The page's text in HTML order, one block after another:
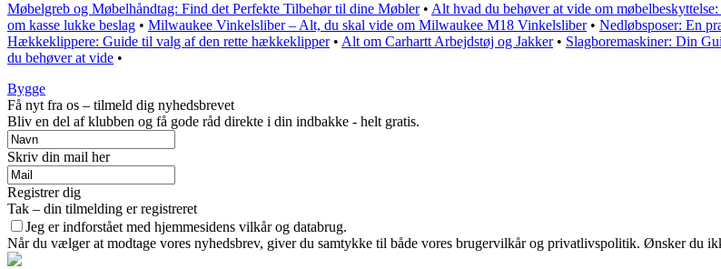
Møbelgreb og Møbelhåndtag: Find det Perfekte Tilbehør til dine Møbler• Alt hvad du behøver at vide om
om kasse lukke beslag • Milwaukee Vinkelsliber – Alt, du skal vide om Milwaukee M18 Vinkelsliber• Nedløbsposer: En
Hækkeklippere: Guide til valg af den rette hækkeklipper• Alt om Carhartt Arbejdstøj og Jakker• Slagboremaskiner: Din
du behøver at vide •
Bygge
Få nyt fra os – tilmeld dig nyhedsbrevet
Bliv en del af klubben og få gode råd direkte i din indbakke - helt gratis.
Skriv din mail her
Registrer dig
Tak – din tilmelding er registreret
Jeg er indforstået med hjemmesidens vilkår og databrug.
Når du vælger at modtage vores nyhedsbrev, giver du samtykke til både vores brugervilkår og privatlivspolitik. Ønsker du